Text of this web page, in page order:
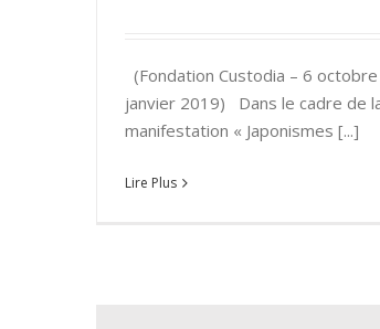
(Fondation Custodia – 6
janvier 2019) Dans le cadre de
manifestation « Japonismes [...]
Lire Plus